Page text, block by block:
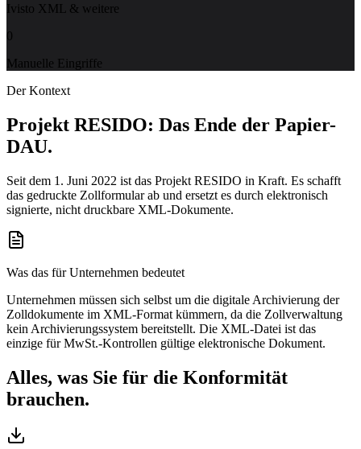
Ivisto XML & weitere
0
Manuelle Eingriffe
Der Kontext
Projekt RESIDO: Das Ende der Papier-
DAU.
Seit dem 1. Juni 2022 ist das Projekt RESIDO in Kraft. Es schafft
das gedruckte Zollformular ab und ersetzt es durch elektronisch
signierte, nicht druckbare XML-Dokumente.
Was das für Unternehmen bedeutet
Unternehmen müssen sich selbst um die digitale Archivierung der
Zolldokumente im XML-Format kümmern, da die Zollverwaltung
kein Archivierungssystem bereitstellt. Die XML-Datei ist das
einzige für MwSt.-Kontrollen gültige elektronische Dokument.
Alles, was Sie für die Konformität
brauchen.